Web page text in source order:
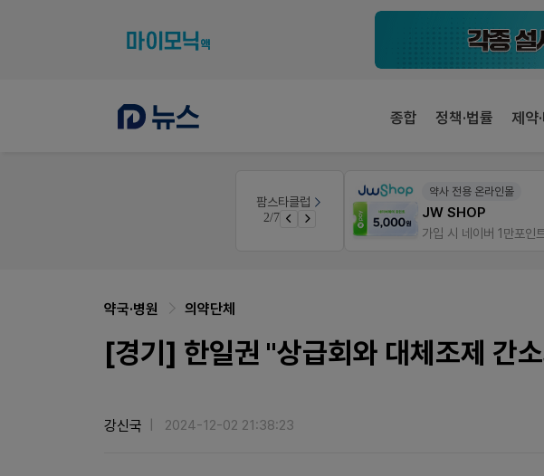
종합 정책·법률 제약
팜스타클럽
3/7
약사 전용 멤버십몰
편한가 멤버십몰
약국·병원 의약단체
[경기] 한일권 "상급회와 대체조제 간
강신국 2024-12-02 21:38:23